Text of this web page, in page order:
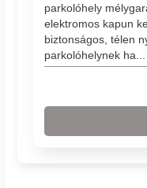
parkolóhely
elektromos kapun
biztonságos, télen
parkolóhelynek ha...